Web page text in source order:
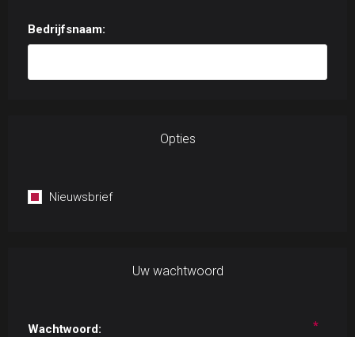
Bedrijfsnaam:
Opties
Nieuwsbrief
Uw wachtwoord
Wachtwoord: *